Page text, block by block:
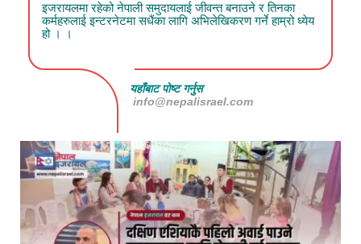
इजरायलमा रहेको नेपाली समुदायलाई जीवन्त बनाउने र तिनका
कर्महरुलाई इन्टरनेटमा सधैंका लागि अभिलेखिकरण गर्ने हाम्रो ध्येय
हो । ।
यहाँबाट पोष्ट गर्नुस
info@nepalisrael.com